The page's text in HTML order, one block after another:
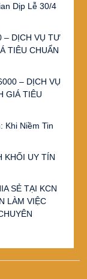
Dịp Lễ 30/4
– DỊCH VỤ TƯ
TIÊU CHUẨN
– DỊCH VỤ
GIÁ TIÊU
Khi Niềm Tin
KHỐI UY TÍN
SẺ TẠI KCN
LÀM VIỆC